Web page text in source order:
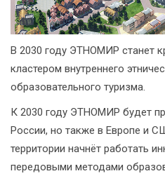
В 2030 году ЭТНОМИР станет
кластером внутреннего
образовательного туризма.
К 2030 году ЭТНОМИР будет
России, но также в Европе и
территории начнёт работать
передовыми методами